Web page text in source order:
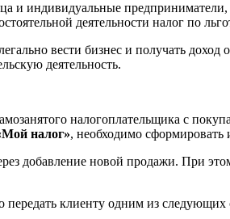
и индивидуальные
деятельности налог по
вести бизнес и получать
деятельность.
налогоплательщика с
налог», необходимо сформировать
добавление новой продажи. При
передать клиенту одним из следующих